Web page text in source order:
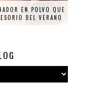
EN POLVO QUE
DEL VERANO